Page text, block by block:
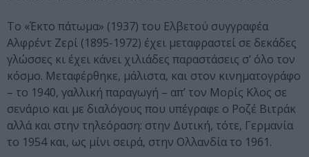
Το «Έκτο πάτωμα» (1937) του Ελβετού συγγραφέα
Αλφρέντ Ζερί (1895-1972) έχει μεταφραστεί σε δεκάδες
γλώσσες κι έχει κάνει χιλιάδες παραστάσεις σ’ όλο τον
κόσμο. Μεταφέρθηκε, μάλιστα, και στον κινηματογράφο
– το 1940, γαλλική παραγωγή – απ’ τον Μορίς Κλος σε
σενάριο και με διαλόγους που υπέγραφε ο Ροζέ Βιτράκ
αλλά και στην τηλεόραση: στην Δυτική, τότε, Γερμανία
το 1954 και, ως μίνι σειρά, στην Ολλανδία το 1961.